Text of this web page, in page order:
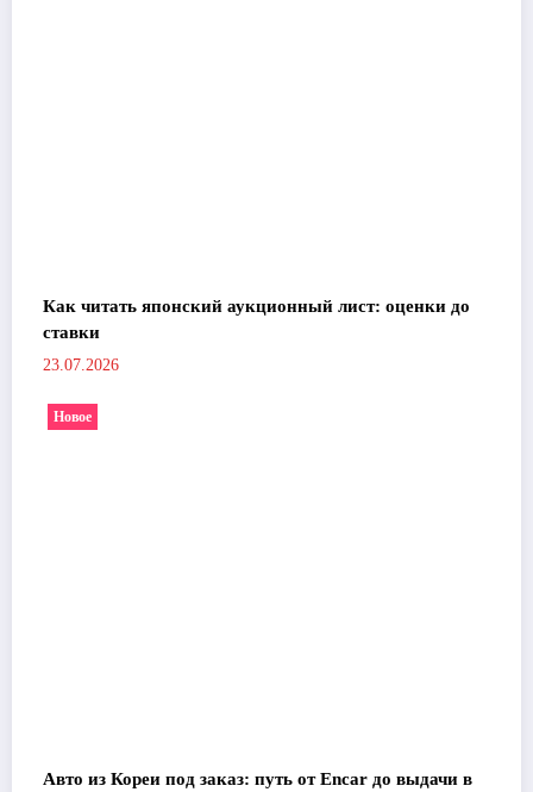
Как читать японский аукционный лист: оценки до
ставки
23.07.2026
Новое
Авто из Кореи под заказ: путь от Encar до выдачи в